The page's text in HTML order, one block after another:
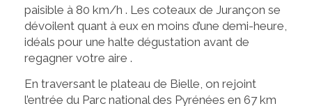
paisible à 80 km/h . Les coteaux de Jurançon se
dévoilent quant à eux en moins d’une demi-heure,
idéals pour une halte dégustation avant de
regagner votre aire .
En traversant le plateau de Bielle, on rejoint
l’entrée du Parc national des Pyrénées en 67 km